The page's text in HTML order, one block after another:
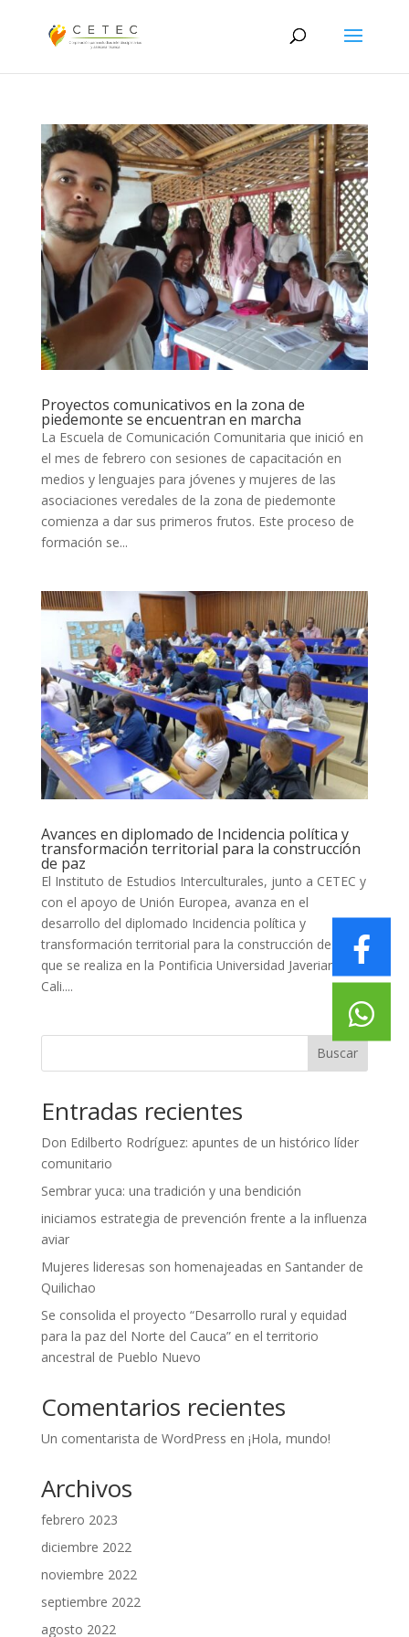
Proyectos comunicativos en la zona de
piedemonte se encuentran en marcha
La Escuela de Comunicación Comunitaria que inició en
el mes de febrero con sesiones de capacitación en
medios y lenguajes para jóvenes y mujeres de las
asociaciones veredales de la zona de piedemonte
comienza a dar sus primeros frutos. Este proceso de
formación se...
Avances en diplomado de Incidencia política y
transformación territorial para la construcción
de paz
El Instituto de Estudios Interculturales, junto a CETEC y
con el apoyo de Unión Europea, avanza en el
desarrollo del diplomado Incidencia política y
transformación territorial para la construcción de paz,
que se realiza en la Pontificia Universidad Javeriana
Cali....
Buscar
Entradas recientes
Don Edilberto Rodríguez: apuntes de un histórico líder
comunitario
Sembrar yuca: una tradición y una bendición
iniciamos estrategia de prevención frente a la influenza
aviar
Mujeres lideresas son homenajeadas en Santander de
Quilichao
Se consolida el proyecto “Desarrollo rural y equidad
para la paz del Norte del Cauca” en el territorio
ancestral de Pueblo Nuevo
Comentarios recientes
Un comentarista de WordPress en ¡Hola, mundo!
Archivos
febrero 2023
diciembre 2022
noviembre 2022
septiembre 2022
agosto 2022